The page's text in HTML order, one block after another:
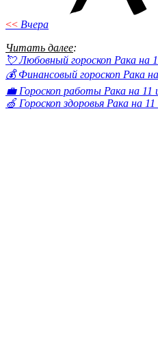
<< Вчера
Читать далее:
💘 Любовный гороскоп Рака на
💰 Финансовый гороскоп Рака
💼 Гороскоп работы Рака на 11
🍏 Гороскоп здоровья Рака на